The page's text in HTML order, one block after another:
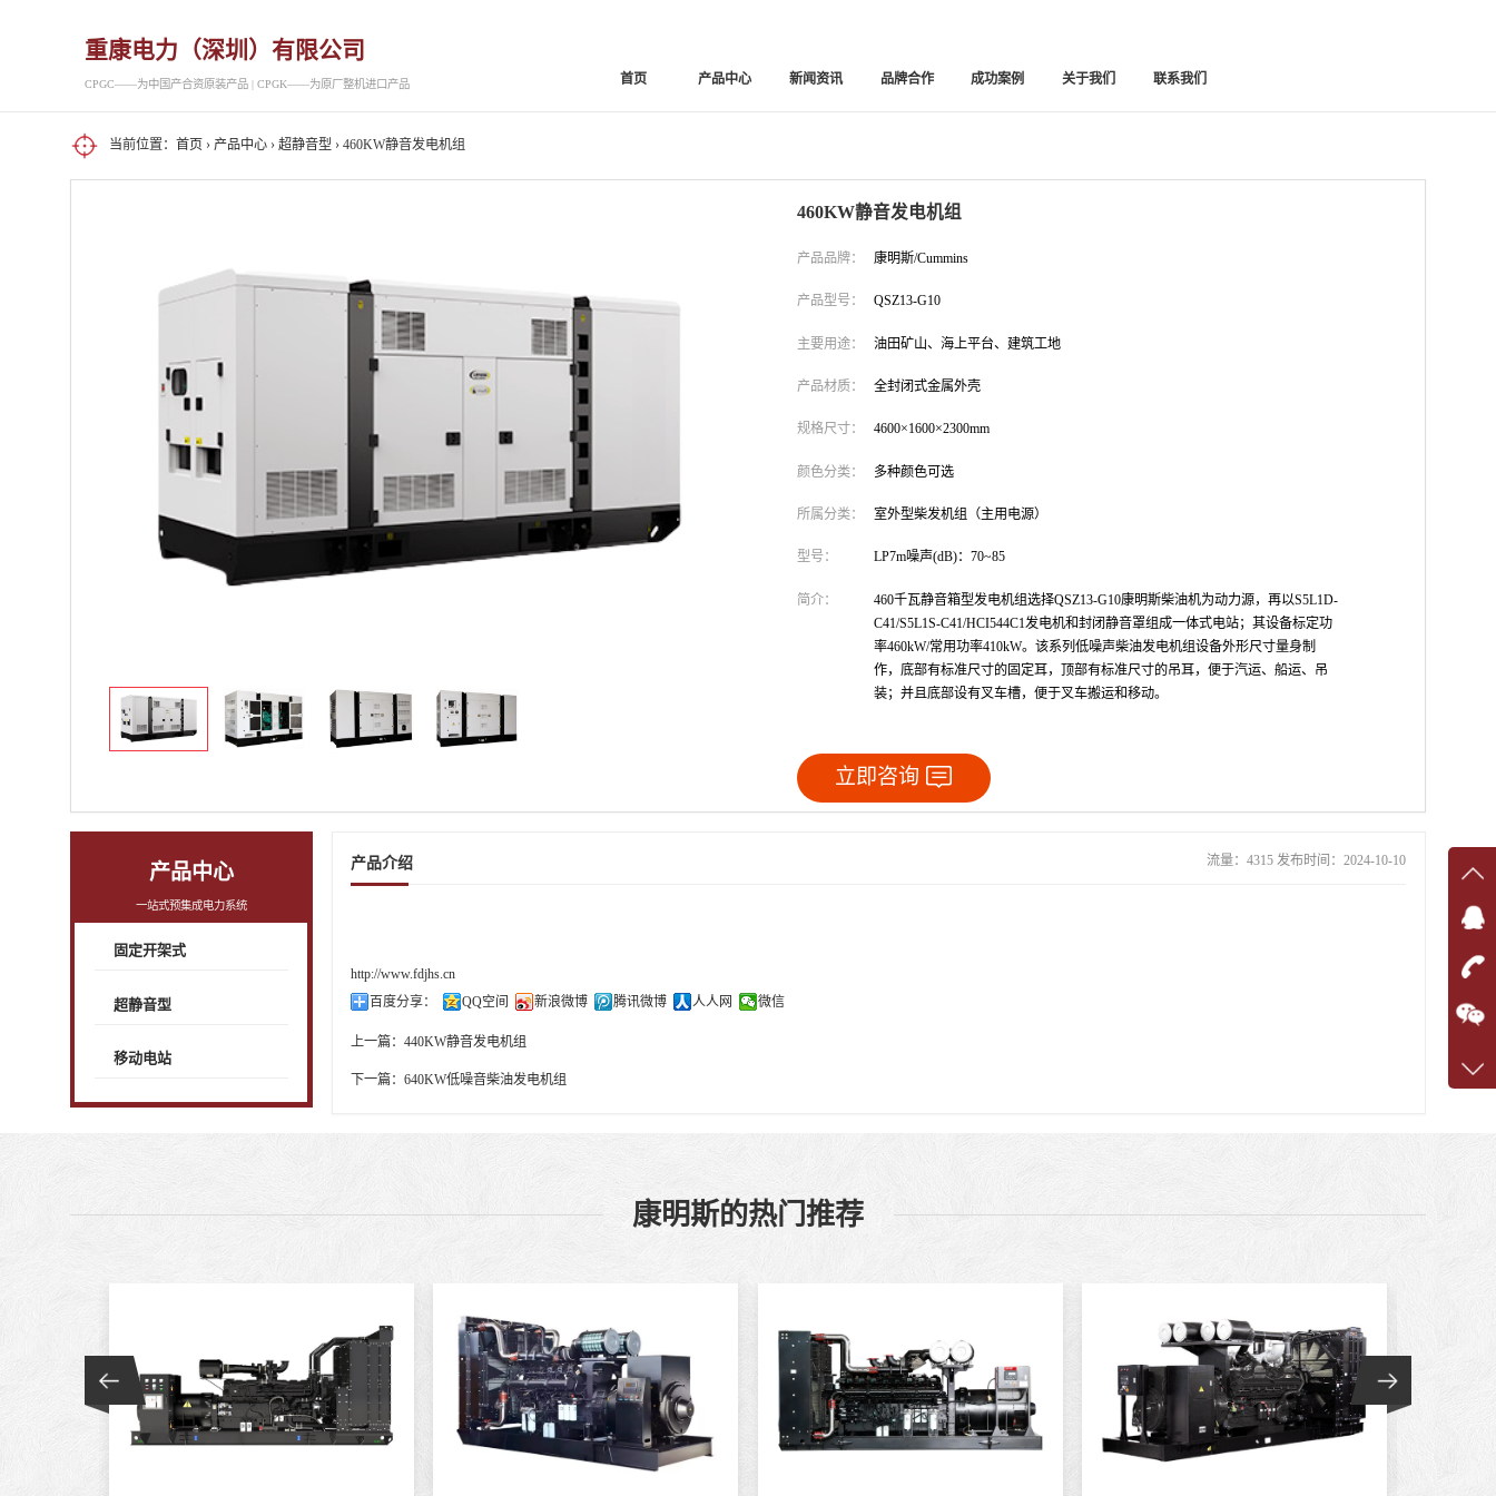
重康电力（深圳）有限公司
CPGC——为中国产合资原装产品 | CPGK——为原厂整机进口产品 首页 产品中心 新闻资讯 品牌合作 成功案例 关于我们 联系我们
当前位置： 首页 › 产品中心› 超静音型 › 460KW静音发电机组
460KW静音发电机组
产品品牌： 康明斯/Cummins
产品型号： QSZ13-G10
主要用途： 油田矿山、海上平台、建筑工地
产品材质： 全封闭式金属外壳
规格尺寸： 4600×1600×2300mm
颜色分类： 多种颜色可选
所属分类： 室外型柴发机组（主用电源）
型号： LP7m噪声(dB)：70~85
简介：
460千瓦静音箱型发电机组选择QSZ13-G10康明斯柴油机为动力源，再以S5L1D-
C41/S5L1S-C41/HCI544C1发电机和封闭静音罩组成一体式电站；其设备标定功
率460kW/常用功率410kW。该系列低噪声柴油发电机组设备外形尺寸量身制
作，底部有标准尺寸的固定耳，顶部有标准尺寸的吊耳，便于汽运、船运、吊
装；并且底部设有叉车槽，便于叉车搬运和移动。
立即咨询
产品中心
一站式预集成电力系统
固定开架式
超静音型
移动电站
产品介绍 流量：4315 发布时间：2024-10-10
http://www.fdjhs.cn
百度分享：
QQ空间 新浪微博 腾讯微博 人人网 微信
上一篇：440KW静音发电机组
下一篇：640KW低噪音柴油发电机组
康明斯的热门推荐
在线
在
咨询
客服